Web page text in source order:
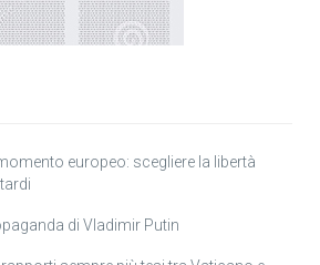
europeo: scegliere la libertà
di Vladimir Putin